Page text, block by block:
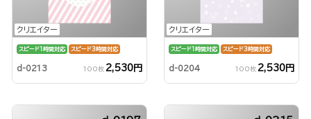
クリエイター
スピード1時間対応 スピード3時間対応
d-0213 100枚 2,530円
クリエイター
スピード1時間対応 スピード3時間対応
d-0204 100枚 2,530円